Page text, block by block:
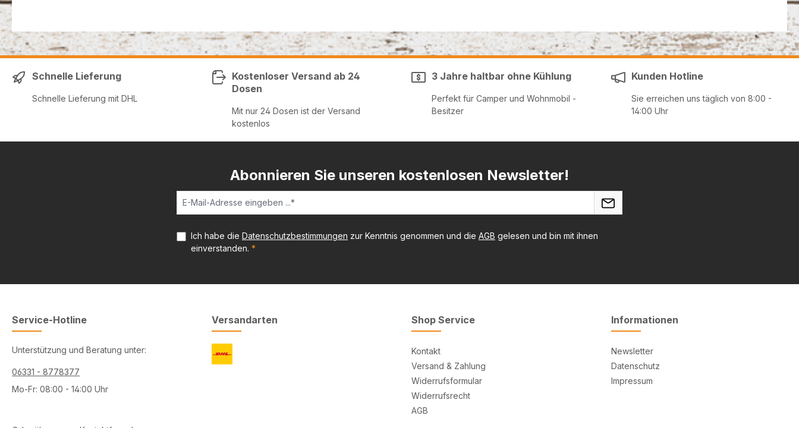
Schnelle Lieferung
Schnelle Lieferung mit DHL
Kostenloser Versand ab 24
Dosen
Mit nur 24 Dosen ist der Versand
kostenlos
3 Jahre haltbar ohne Kühlung
Perfekt für Camper und Wohnmobil -
Besitzer
Kunden Hotline
Sie erreichen uns täglich von 8:00 -
14:00 Uhr
Abonnieren Sie unseren kostenlosen Newsletter!
Ich habe die Datenschutzbestimmungen zur Kenntnis genommen und die AGB gelesen und bin mit ihnen
einverstanden. *
Service-Hotline
Unterstützung und Beratung unter:
06331 - 8778377
Mo-Fr: 08:00 - 14:00 Uhr
Versandarten Shop Service
Kontakt
Versand & Zahlung
Widerrufsformular
Widerrufsrecht
AGB
Informationen
Newsletter
Datenschutz
Impressum